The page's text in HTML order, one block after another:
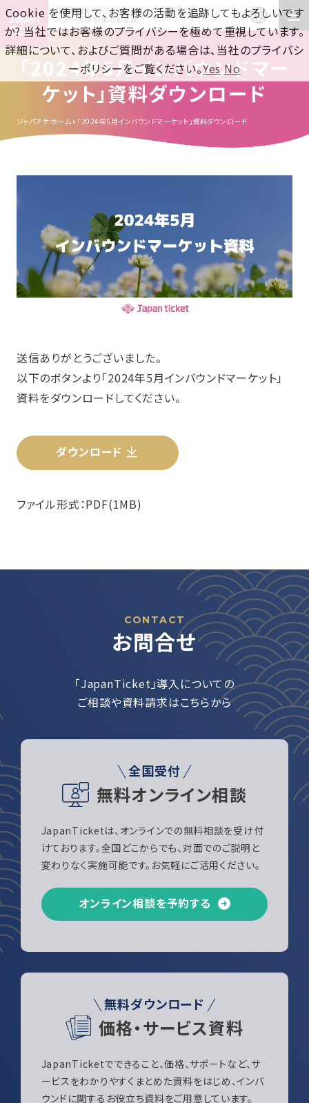
訪日集客をワンストップで！
インバウンド対策の新常識
「2024年5月インバウンドマー
ケット」資料ダウンロード
ジャパチケ ホーム 「2024年5月インバウンドマーケット」資料ダウンロード
送信ありがとうございました。
以下のボタンより「2024年5月インバウンドマーケット」
資料をダウンロードしてください。
ダウンロード
ファイル形式：PDF(1MB)
CONTACT
お問合せ
「JapanTicket」導入についての
ご相談や資料請求はこちらから
全国受付
無料オンライン相談
JapanTicketは、オンラインでの無料相談を受け付
けております。全国どこからでも、対面でのご説明と
変わりなく実施可能です。お気軽にご活用ください。
オンライン相談を予約する
無料ダウンロード
価格・サービス資料
JapanTicketでできること、価格、サポートなど、サ
ービスをわかりやすくまとめた資料をはじめ、インバ
ウンドに関するお役立ち資料をご用意しています。
Cookie を使用して、お客様の活動を追跡してもよろしいです
か? 当社ではお客様のプライバシーを極めて重視しています。
詳細について、およびご質問がある場合は、当社のプライバシ
ーポリシーをご覧ください。Yes No